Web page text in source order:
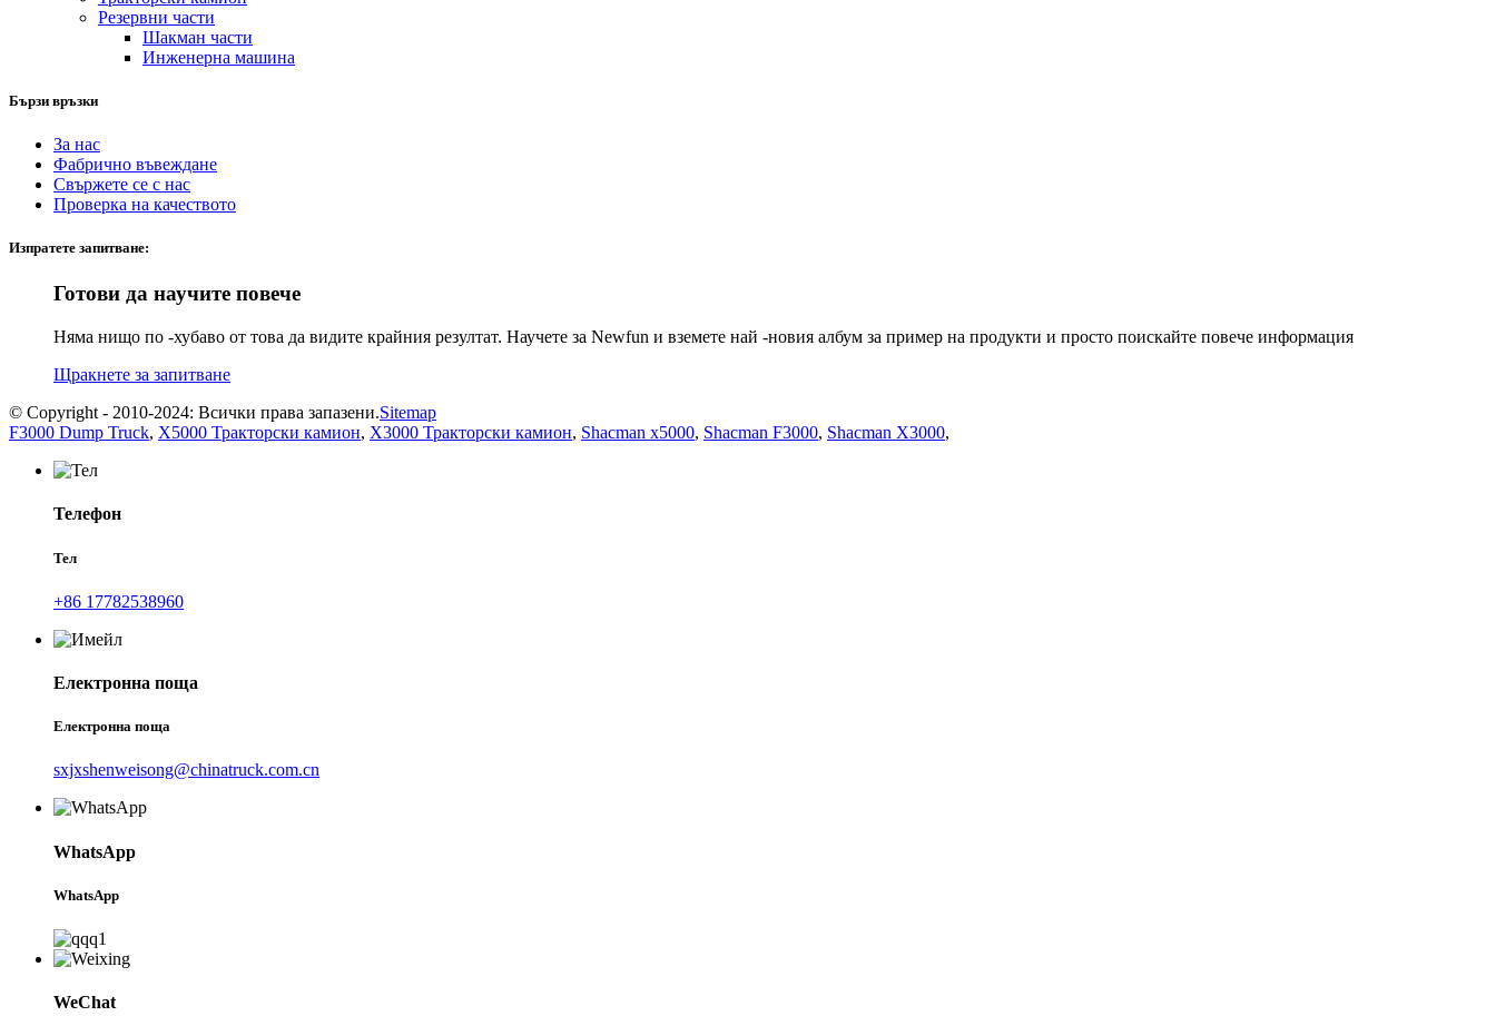
Резервни части
Шакман части
Инженерна машина
Бързи връзки
За нас
Фабрично въвеждане
Свържете се с нас
Проверка на качеството
Изпратете запитване:
Готови да научите повече
Няма нищо по -хубаво от това да видите крайния резултат. Научете за Newfun и вземете най -новия албум за пример на продукти и просто поискайте повече информация
Щракнете за запитване
© Copyright - 2010-2024: Всички права запазени.Sitemap
F3000 Dump Truck, X5000 Тракторски камион, X3000 Тракторски камион, Shacman x5000, Shacman F3000, Shacman X3000,
Телефон
Тел
+86 17782538960
Електронна поща
Електронна поща
sxjxshenweisong@chinatruck.com.cn
WhatsApp
WhatsApp
WeChat